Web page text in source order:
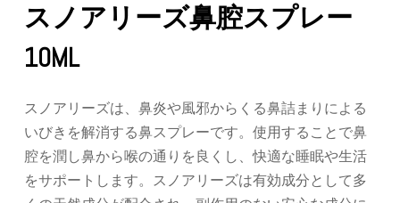
スノアリーズ鼻腔スプレー
10ML
スノアリーズは、鼻炎や風邪からくる鼻詰まりによる
いびきを解消する鼻スプレーです。使用することで鼻
腔を潤し鼻から喉の通りを良くし、快適な睡眠や生活
をサポートします。スノアリーズは有効成分として多